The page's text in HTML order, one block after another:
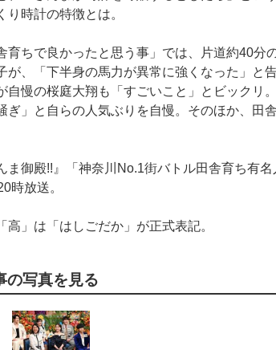
り時計の特徴とは。
ちで良かったと思う事」では、片道約40分
が、「下半身の馬力が異常に強くなった」と
自慢の桜庭大翔も「すごいこと」とビックリ
ぎ」と自らの人気ぶりを自慢。そのほか、田
御殿!!』「神奈川No.1街バトル田舎育ち有
時放送。
」は「はしごだか」が正式表記。
の写真を見る